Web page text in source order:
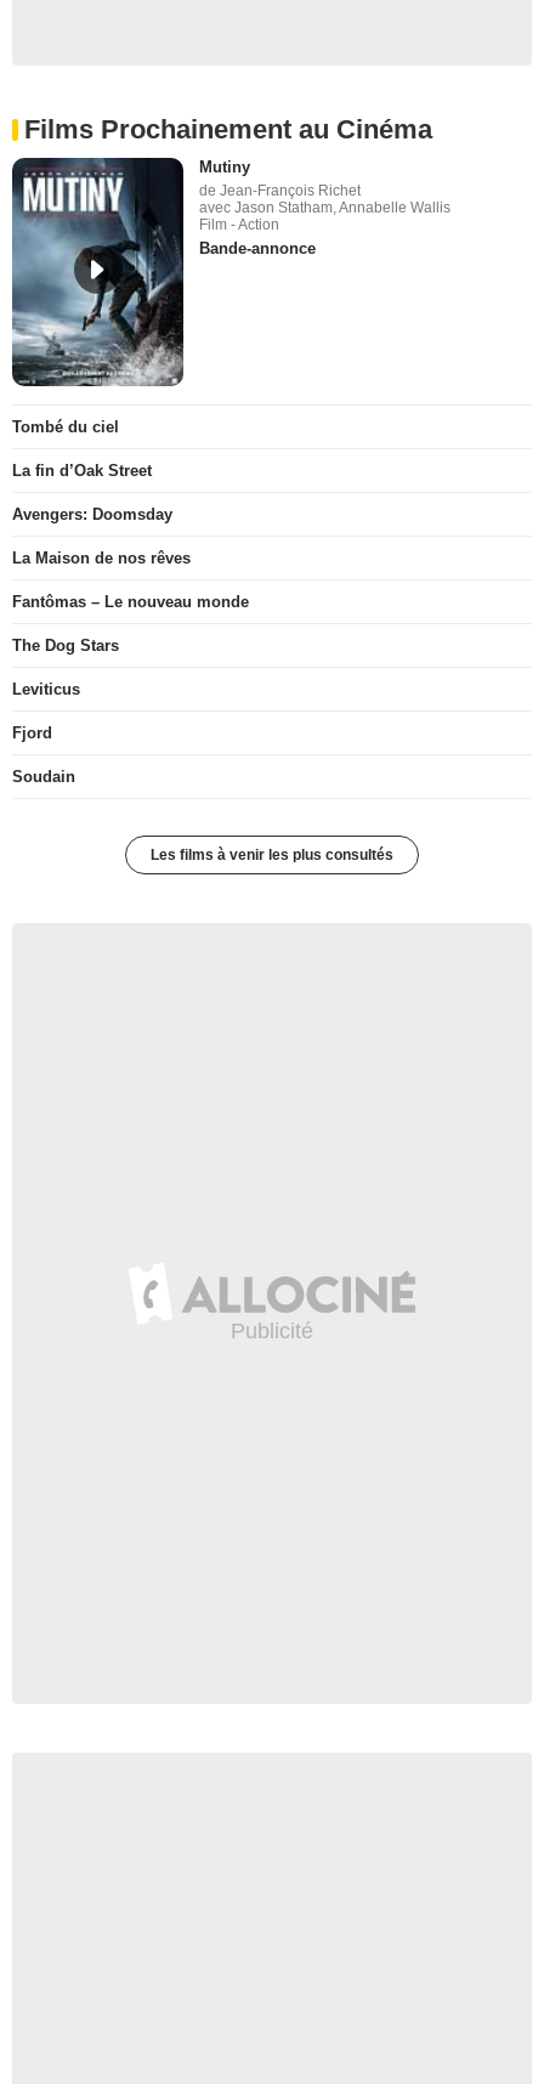
Films Prochainement au Cinéma
Mutiny
de Jean-François Richet
avec Jason Statham, Annabelle Wallis
Film - Action
Bande-annonce
Tombé du ciel
La fin d’Oak Street
Avengers: Doomsday
La Maison de nos rêves
Fantômas – Le nouveau monde
The Dog Stars
Leviticus
Fjord
Soudain
Les films à venir les plus consultés